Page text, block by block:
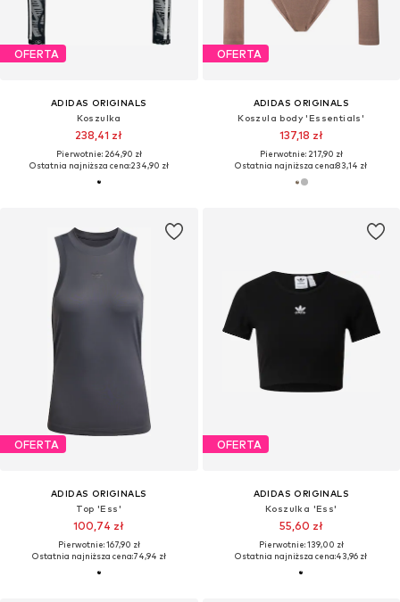
OFERTA
ADIDAS ORIGINALS
Koszulka
238,41 zł
Pierwotnie: 264,90 zł
Ostatnia najniższa cena:234,90 zł
OFERTA
ADIDAS ORIGINALS
Koszula body 'Essentials'
137,18 zł
Pierwotnie: 217,90 zł
Ostatnia najniższa cena:83,14 zł
OFERTA
ADIDAS ORIGINALS
Top 'Ess'
100,74 zł
Pierwotnie: 167,90 zł
Ostatnia najniższa cena:74,94 zł
OFERTA
ADIDAS ORIGINALS
Koszulka 'Ess'
55,60 zł
Pierwotnie: 139,00 zł
Ostatnia najniższa cena:43,96 zł